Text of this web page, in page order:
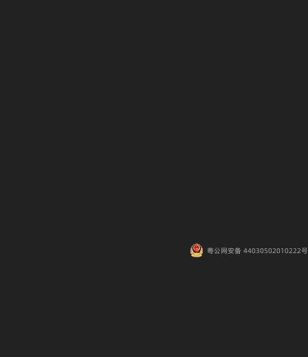
粤公网安备 44030502010222号